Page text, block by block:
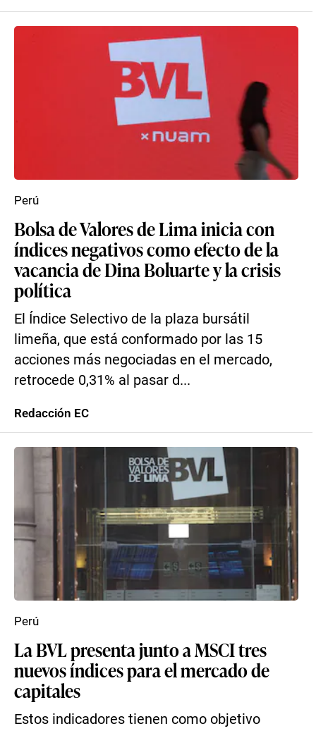
Bolsa de Valores de Lima inicia con
índices negativos como efecto de la
vacancia de Dina Boluarte y la crisis
política
El Índice Selectivo de la plaza bursátil
limeña, que está conformado por las 15
acciones más negociadas en el mercado,
retrocede 0,31% al pasar d...
Perú
Redacción EC
La BVL presenta junto a MSCI tres
nuevos índices para el mercado de
capitales
Estos indicadores tienen como objetivo
Perú